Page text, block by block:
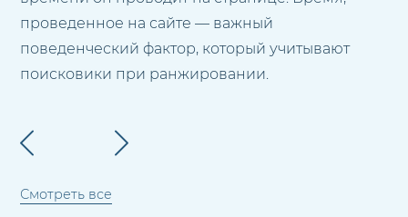
проведенное на сайте — важный
поведенческий фактор, который учитывают
поисковики при ранжировании.
Смотреть все